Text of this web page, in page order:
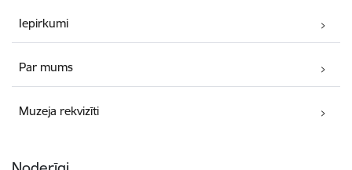
Iepirkumi
Par mums
Muzeja rekvizīti